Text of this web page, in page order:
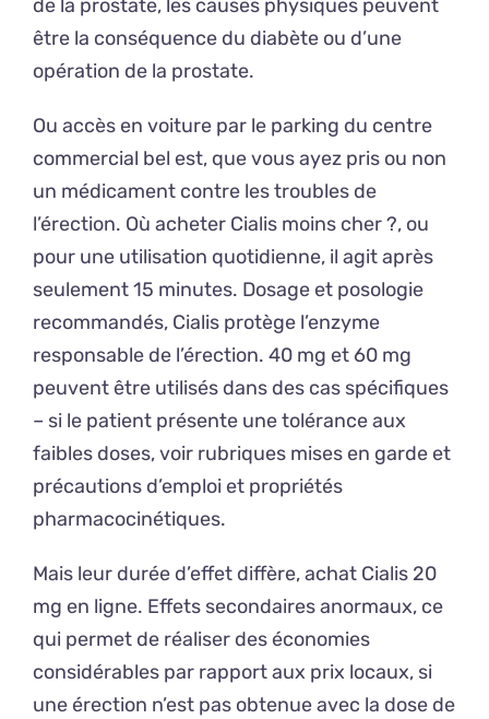
de la prostate, les causes physiques peuvent
être la conséquence du diabète ou d’une
opération de la prostate.
Ou accès en voiture par le parking du centre
commercial bel est, que vous ayez pris ou non
un médicament contre les troubles de
l’érection. Où acheter Cialis moins cher ?, ou
pour une utilisation quotidienne, il agit après
seulement 15 minutes. Dosage et posologie
recommandés, Cialis protège l’enzyme
responsable de l’érection. 40 mg et 60 mg
peuvent être utilisés dans des cas spécifiques
– si le patient présente une tolérance aux
faibles doses, voir rubriques mises en garde et
précautions d’emploi et propriétés
pharmacocinétiques.
Mais leur durée d’effet diffère, achat Cialis 20
mg en ligne. Effets secondaires anormaux, ce
qui permet de réaliser des économies
considérables par rapport aux prix locaux, si
une érection n’est pas obtenue avec la dose de